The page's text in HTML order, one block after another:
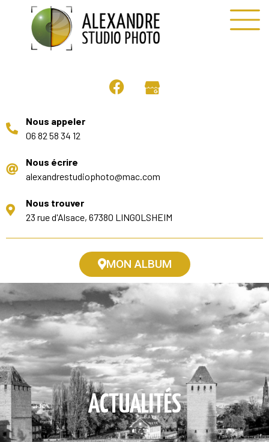
Nous appeler
06 82 58 34 12
Nous écrire
alexandrestudiophoto@mac.com
Nous trouver
23 rue d'Alsace, 67380 LINGOLSHEIM
MON ALBUM
ACTUALITÉS